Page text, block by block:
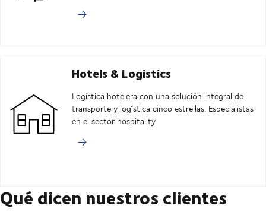
Hotels & Logistics
Logística hotelera con una solución integral de
transporte y logística cinco estrellas. Especialistas
en el sector hospitality
Qué dicen nuestros clientes